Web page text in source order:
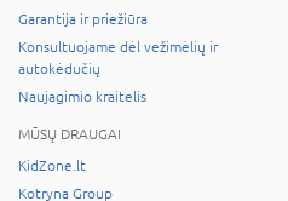
Garantija ir priežiūra
Konsultuojame dėl vežimėlių ir
autokėdučių
Naujagimio kraitelis
MŪSŲ DRAUGAI
KidZone.lt
Kotryna Group